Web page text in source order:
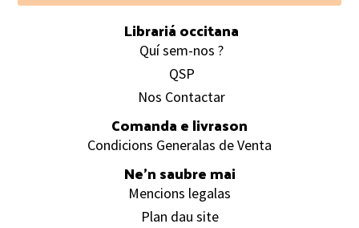
Librariá occitana
Quí sem-nos ?
QSP
Nos Contactar
Comanda e livrason
Condicions Generalas de Venta
Ne’n saubre mai
Mencions legalas
Plan dau site